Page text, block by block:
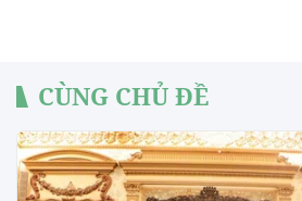
CÙNG CHỦ ĐỀ